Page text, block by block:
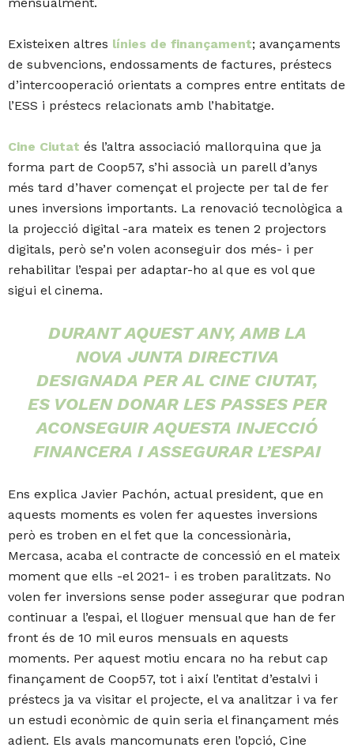
Existeixen altres línies de finançament; avançaments
de subvencions, endossaments de factures, préstecs
d’intercooperació orientats a compres entre entitats de
l’ESS i préstecs relacionats amb l’habitatge.
Cine Ciutat és l’altra associació mallorquina que ja
forma part de Coop57, s’hi associà un parell d’anys
més tard d’haver començat el projecte per tal de fer
unes inversions importants. La renovació tecnològica a
la projecció digital -ara mateix es tenen 2 projectors
digitals, però se’n volen aconseguir dos més- i per
rehabilitar l’espai per adaptar-ho al que es vol que
sigui el cinema.
DURANT AQUEST ANY, AMB LA
NOVA JUNTA DIRECTIVA
DESIGNADA PER AL CINE CIUTAT,
ES VOLEN DONAR LES PASSES PER
ACONSEGUIR AQUESTA INJECCIÓ
FINANCERA I ASSEGURAR L’ESPAI
Ens explica Javier Pachón, actual president, que en
aquests moments es volen fer aquestes inversions
però es troben en el fet que la concessionària,
Mercasa, acaba el contracte de concessió en el mateix
moment que ells -el 2021- i es troben paralitzats. No
volen fer inversions sense poder assegurar que podran
continuar a l’espai, el lloguer mensual que han de fer
front és de 10 mil euros mensuals en aquests
moments. Per aquest motiu encara no ha rebut cap
finançament de Coop57, tot i així l’entitat d’estalvi i
préstecs ja va visitar el projecte, el va analitzar i va fer
un estudi econòmic de quin seria el finançament més
adient. Els avals mancomunats eren l’opció, Cine